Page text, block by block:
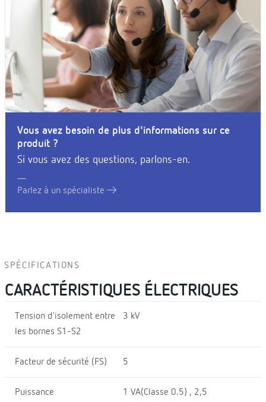
Vous avez besoin de plus d'informations sur ce
produit ?
Si vous avez des questions, parlons-en.
Parlez à un spécialiste
SPÉCIFICATIONS
CARACTÉRISTIQUES ÉLECTRIQUES
Tension d'isolement entre
les bornes S1-S2
3 kV
Facteur de sécurité (FS) 5
Puissance
1 VA(Classe 0.5) , 2,5